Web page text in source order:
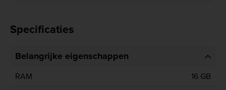
Specificaties
Belangrijke eigenschappen
RAM
16 GB